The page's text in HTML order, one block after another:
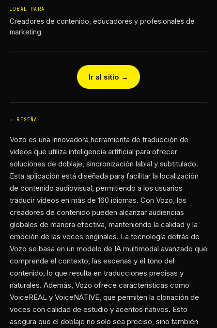
IDEAL PARA
Creadores de contenido, educadores y profesionales de
marketing.
Ir al sitio →
RESEÑA
Vozo es una innovadora herramienta de traducción de
videos que utiliza inteligencia artificial para ofrecer
soluciones de doblaje, sincronización labial y subtitulado.
Esta aplicación está diseñada para facilitar la localización
de contenido audiovisual, permitiendo a los usuarios
traducir videos en más de 160 idiomas. Con Vozo, los
creadores de contenido pueden alcanzar audiencias
globales de manera efectiva, manteniendo la calidad y la
emoción de las voces originales. La tecnología detrás de
Vozo se basa en un modelo de IA multimodal avanzado que
comprende el contexto, las escenas y el tono del
contenido, lo que resulta en traducciones precisas y
naturales. Además, Vozo ofrece características como
VoiceREAL y VoiceNATIVE, que permiten la clonación de
voces con calidad de estudio y acentos nativos. Esto
asegura que el doblaje no solo sea preciso, sino también